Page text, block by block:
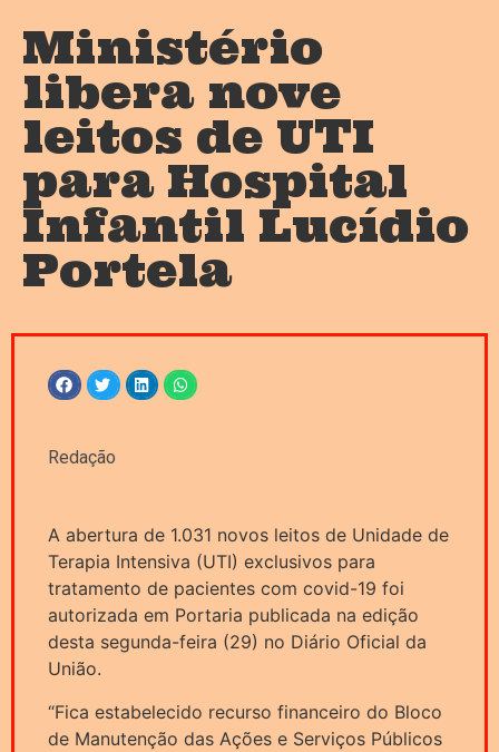
Ministério
libera nove
leitos de UTI
para Hospital
Infantil Lucídio
Portela
Redação
A abertura de 1.031 novos leitos de Unidade de
Terapia Intensiva (UTI) exclusivos para
tratamento de pacientes com covid-19 foi
autorizada em Portaria publicada na edição
desta segunda-feira (29) no Diário Oficial da
União.
“Fica estabelecido recurso financeiro do Bloco
de Manutenção das Ações e Serviços Públicos